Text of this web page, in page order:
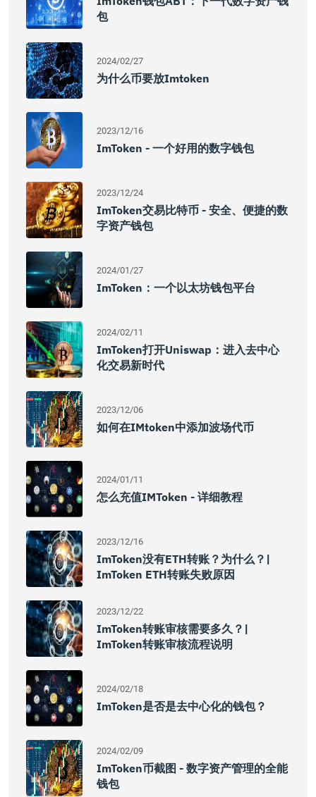
包
2024/02/27
为什么币要放imtoken
2023/12/16
ImToken - 一个好用的数字钱包
2023/12/24
ImToken交易比特币 - 安全、便捷的数
字资产钱包
2024/01/27
ImToken：一个以太坊钱包平台
2024/02/11
ImToken打开Uniswap：进入去中心
化交易新时代
2023/12/06
如何在IMtoken中添加波场代币
2024/01/11
怎么充值IMToken - 详细教程
2023/12/16
ImToken没有ETH转账？为什么？|
ImToken ETH转账失败原因
2023/12/22
ImToken转账审核需要多久？|
ImToken转账审核流程说明
2024/02/18
ImToken是否是去中心化的钱包？
2024/02/09
ImToken币截图 - 数字资产管理的全能
钱包